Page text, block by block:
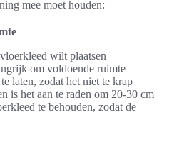
mee moet houden:
wilt plaatsen
om voldoende ruimte
laten, zodat het niet te krap
is het aan te raden om 20-30 cm
te behouden, zodat de